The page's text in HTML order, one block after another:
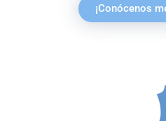
¡Conócenos